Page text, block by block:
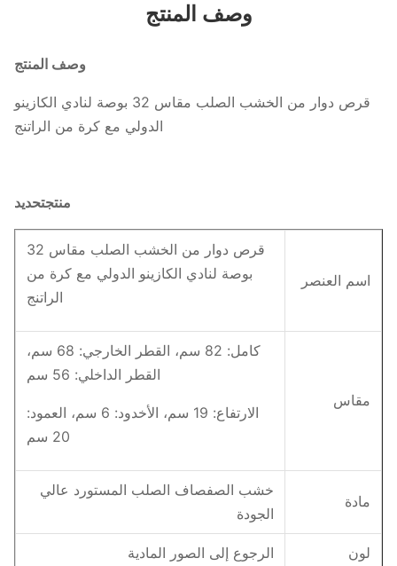
وصف المنتج
وصف المنتج
قرص دوار من الخشب الصلب مقاس 32 بوصة لنادي الكازينو
الدولي مع كرة من الراتنج
منتجتحديد
اسم العنصر
قرص دوار من الخشب الصلب مقاس 32
بوصة لنادي الكازينو الدولي مع كرة من
الراتنج
مقاس
كامل: 82 سم، القطر الخارجي: 68 سم،
القطر الداخلي: 56 سم
الارتفاع: 19 سم، الأخدود: 6 سم، العمود:
20 سم
مادة
خشب الصفصاف الصلب المستورد عالي
الجودة
لون الرجوع إلى الصور المادية